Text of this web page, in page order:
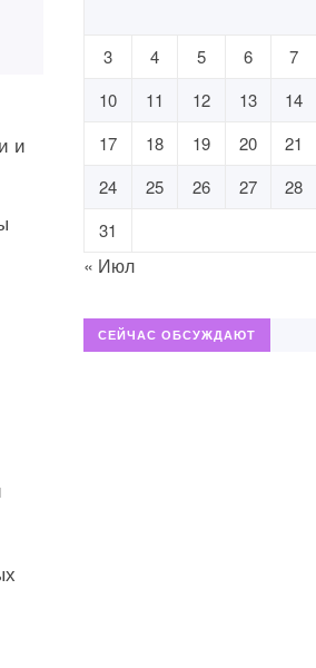
и
3
4 5 6 7
10
11 12 13 14
17
18 19 20 21
24
25 26 27 28
31
« Июл
СЕЙЧАС ОБСУЖДАЮТ